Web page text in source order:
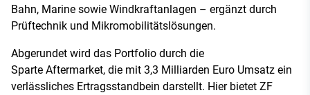
Bahn, Marine sowie Windkraftanlagen – ergänzt durch
Prüftechnik und Mikromobilitätslösungen.
Abgerundet wird das Portfolio durch die
Sparte Aftermarket, die mit 3,3 Milliarden Euro Umsatz ein
verlässliches Ertragsstandbein darstellt. Hier bietet ZF